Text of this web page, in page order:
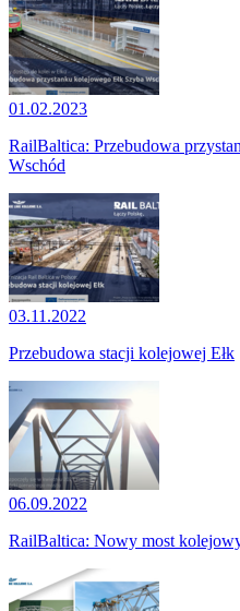
01.02.2023
RailBaltica: Przebudowa
Wschód
03.11.2022
Przebudowa stacji kolejowej Ełk
06.09.2022
RailBaltica: Nowy most